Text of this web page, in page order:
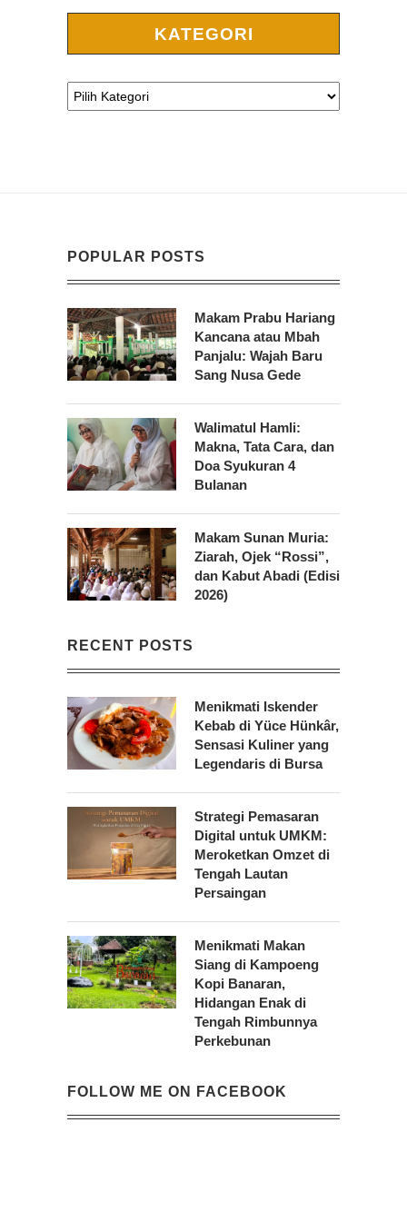
KATEGORI
POPULAR POSTS
Makam Prabu Hariang
Kancana atau Mbah
Panjalu: Wajah Baru
Sang Nusa Gede
Walimatul Hamli:
Makna, Tata Cara, dan
Doa Syukuran 4
Bulanan
Makam Sunan Muria:
Ziarah, Ojek “Rossi”,
dan Kabut Abadi (Edisi
2026)
RECENT POSTS
Menikmati Iskender
Kebab di Yüce Hünkâr,
Sensasi Kuliner yang
Legendaris di Bursa
Strategi Pemasaran
Digital untuk UMKM:
Meroketkan Omzet di
Tengah Lautan
Persaingan
Menikmati Makan
Siang di Kampoeng
Kopi Banaran,
Hidangan Enak di
Tengah Rimbunnya
Perkebunan
FOLLOW ME ON FACEBOOK